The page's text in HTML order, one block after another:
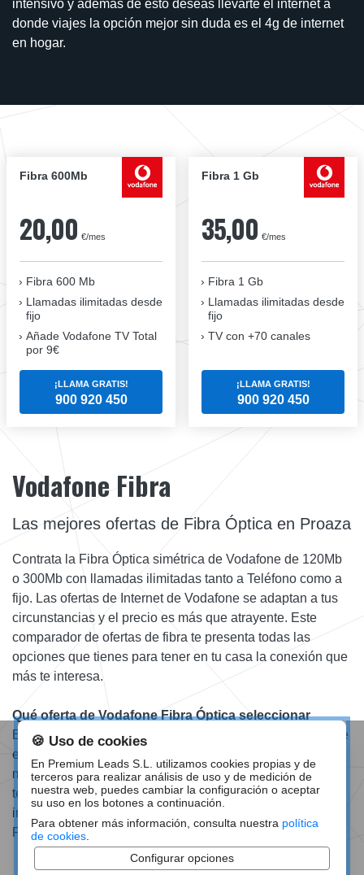
intensivo y además de esto deseas llevarte el internet a
donde viajes la opción mejor sin duda es el 4g de internet
en hogar.
Fibra 600Mb
20,00 €/mes
Fibra 600 Mb
Llamadas ilimitadas desde
fijo
Añade Vodafone TV Total
por 9€
¡LLAMA GRATIS!
900 920 450
Fibra 1 Gb
35,00 €/mes
Fibra 1 Gb
Llamadas ilimitadas desde
fijo
TV con +70 canales
¡LLAMA GRATIS!
900 920 450
Vodafone Fibra
Las mejores ofertas de Fibra Óptica en Proaza
Contrata la Fibra Óptica simétrica de Vodafone de 120Mb
o 300Mb con llamadas ilimitadas tanto a Teléfono como a
fijo. Las ofertas de Internet de Vodafone se adaptan a tus
circunstancias y el precio es más que atrayente. Este
comparador de ofertas de fibra te presenta todas las
opciones que tienes para tener en tu casa la conexión que
más te interesa.
Qué oferta de Vodafone Fibra Óptica seleccionar
Elige la velocidad que necesites para tu hogar, además de
esto con la Fibra Óptica de 300Mb vas a tener de regalo 3
meses de Vodafone TV. Llámanos o déjanos tu teléfono y
te llamamos si lo prefieres. Te proporcionamos toda la
información precisa para que contrates la mejor oferta de
Fibra Óptica.
🍪 Uso de cookies
En Premium Leads S.L. utilizamos cookies propias y de
terceros para realizar análisis de uso y de medición de
nuestra web, puedes cambiar la configuración o aceptar
su uso en los botones a continuación.
Para obtener más información, consulta nuestra política
de cookies
Configurar opciones